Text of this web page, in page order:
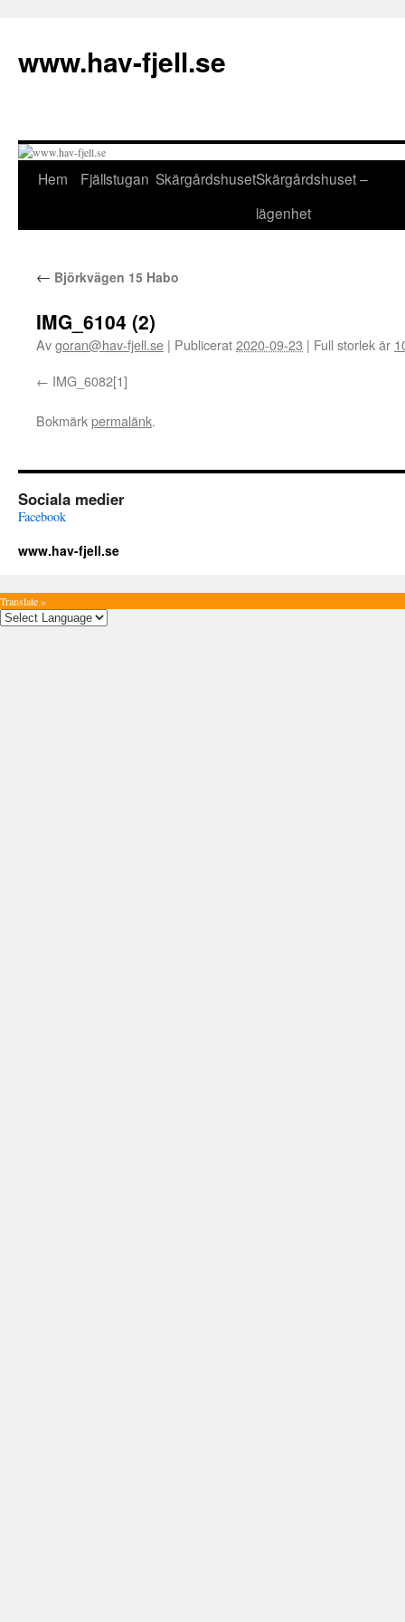
innehåll
www.hav-fjell.se
Hem Fjällstugan SkärgårdshusetSkärgårdshuset –
lägenhet
← Björkvägen 15 Habo
IMG_6104 (2)
Avgoran@hav-fjell.se | Publicerat2020-09-23 | Full storlek är
IMG_6082[1]
Bokmärkpermalänk.
Sociala medier
Facebook
www.hav-fjell.se
Translate »